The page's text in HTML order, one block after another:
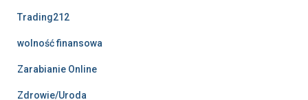
Trading212
wolność finansowa
Zarabianie Online
Zdrowie/Uroda